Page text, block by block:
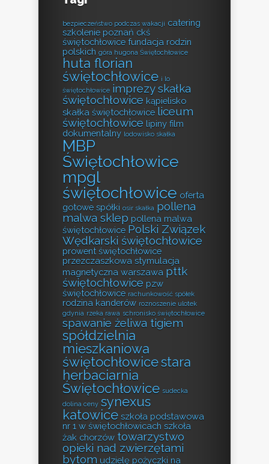
bezpieczeństwo podczas wakacji catering
szkolenie poznań ckś
świętochłowice fundacja rodzin
polskich góra hugona Świętochłowice
huta florian
świętochłowice i lo
świętochłowice imprezy skałka
świętochłowice kąpielisko
skałka świętochłowice liceum
świętochłowice lipiny film
dokumentalny lodowisko skałka
MBP
Świętochłowice
mpgl
świętochłowice oferta
gotowe spółki osir skałka pollena
malwa sklep pollena malwa
świętochłowice Polski Związek
Wędkarski świętochłowice
prowent świętochłowice
przezczaszkowa stymulacja
magnetyczna warszawa pttk
świętochłowice pzw
świętochłowice rachunkowość spółek
rodzina kanderów roznoszenie ulotek
gdynia rzeka rawa schronisko świętochłowice
spawanie żeliwa tigiem
spółdzielnia
mieszkaniowa
świętochłowicestara
herbaciarnia
Świętochłowice sudecka
dolina ceny synexus
katowice szkoła podstawowa
nr 1 w świętochłowicach szkoła
żak chorzów towarzystwo
opieki nad zwierzętami
bytom udzielę pożyczki na